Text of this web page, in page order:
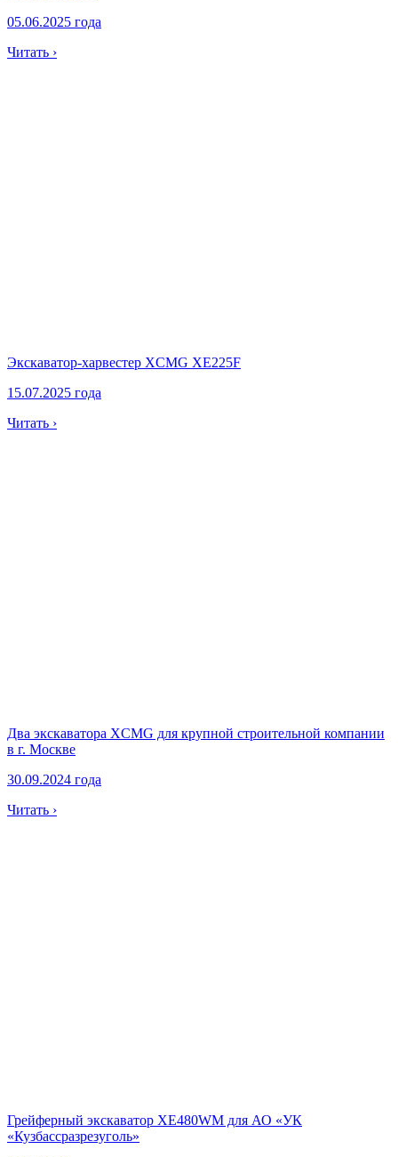
05.06.2025 года
Читать ›
Экскаватор-харвестер XCMG XE225F
15.07.2025 года
Читать ›
Два экскаватора XCMG для крупной строительной компании
в г. Москве
30.09.2024 года
Читать ›
Грейферный экскаватор XE480WM для АО «УК
«Кузбассразрезуголь»